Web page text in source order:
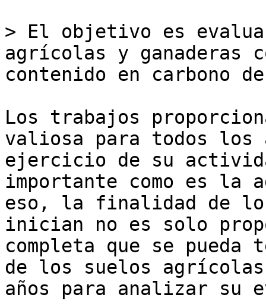
> El objetivo es
agrícolas y ganaderas
contenido en carbono
Los trabajos
valiosa para todos
ejercicio de su
importante como es la
eso, la finalidad de
inician no es solo
completa que se
de los suelos
años para analizar su